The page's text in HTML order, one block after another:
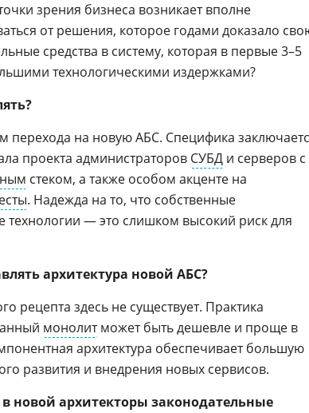
зрения бизнеса возникает вполне
от решения, которое годами доказало
средства в систему, которая в первые 3–5
технологическими издержками?
перехода на новую АБС. Специфика
проекта администраторов СУБД и серверов с
стеком, а также особом акценте на
. Надежда на то, что собственные
— это слишком высокий риск для
архитектура новой АБС?
рецепта здесь не существует. Практика
монолитможет быть дешевле и проще в
архитектура обеспечивает большую
развития и внедрения новых сервисов.
новой архитекторы законодательные